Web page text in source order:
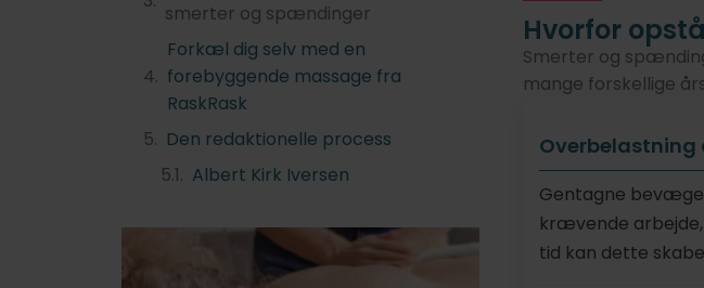
smerter og spændinger
Forkæl dig selv med en
forebyggende massage fra
RaskRask
Den redaktionelle process
Albert Kirk Iversen
Hvorfor
Smerter og
mange forskellige
Overbelastning
Gentagne
krævende
tid kan dette